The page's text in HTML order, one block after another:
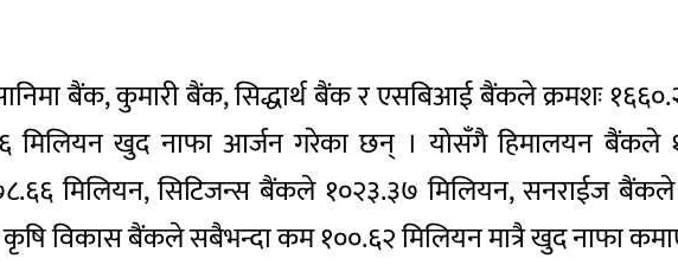
सानिमा बैंक, कुमारी बैंक, सिद्धार्थ बैंक र एसबिआई बैंकले क्रमशः
मिलियन खुद नाफा आर्जन गरेका छन् । योसँगै हिमालयन बैंकले
मिलियन, सिटिजन्स बैंकले १०२३.३७ मिलियन, सनराईज
विकास बैंकले सबैभन्दा कम १००.६२ मिलियन मात्रै खुद नाफा